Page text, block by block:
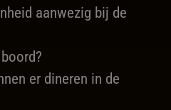
aanwezig bij de
er dineren in de